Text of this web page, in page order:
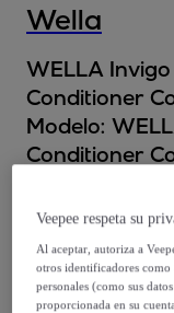
Wella
WELLA
Conditioner
Modelo:
Conditioner
13,80 €
18,60 €
-25%
Veepee respeta su
Al aceptar, autoriza a
otros identificadores como
personales (como sus
proporcionada en su